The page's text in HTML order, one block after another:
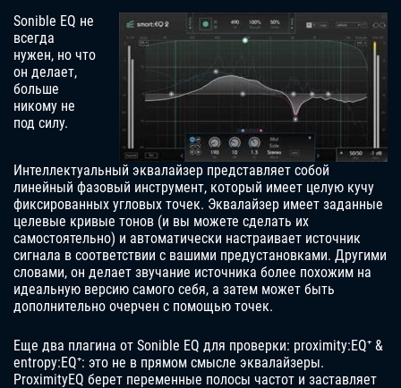
Sonible EQ не
всегда
нужен, но что
он делает,
больше
никому не
под силу.
Интеллектуальный эквалайзер представляет собой
линейный фазовый инструмент, который имеет целую кучу
фиксированных угловых точек. Эквалайзер имеет заданные
целевые кривые тонов (и вы можете сделать их
самостоятельно) и автоматически настраивает источник
сигнала в соответствии с вашими предустановками. Другими
словами, он делает звучание источника более похожим на
идеальную версию самого себя, а затем может быть
дополнительно очерчен с помощью точек.
Еще два плагина от Sonible EQ для проверки: proximity:EQ⁺ &
entropy:EQ⁺: это не в прямом смысле эквалайзеры.
ProximityEQ берет переменные полосы частот и заставляет